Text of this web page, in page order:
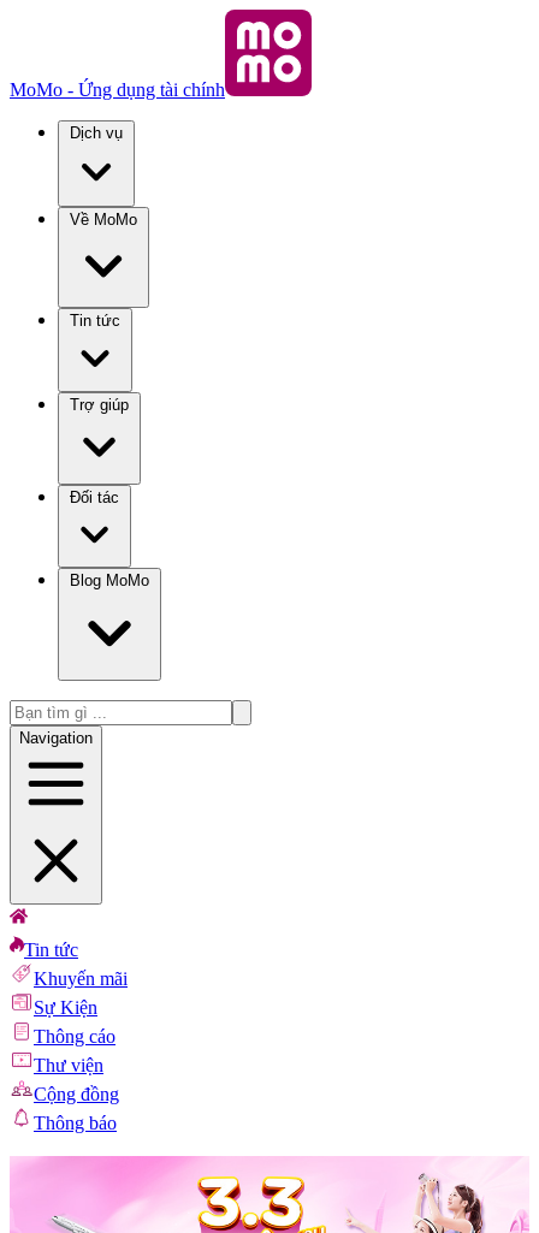
MoMo - Ứng dụng tài chính
Dịch vụ
Về MoMo
Tin tức
Trợ giúp
Đối tác
Blog MoMo
Navigation
Tin tức
Khuyến mãi
Sự Kiện
Thông cáo
Thư viện
Cộng đồng
Thông báo